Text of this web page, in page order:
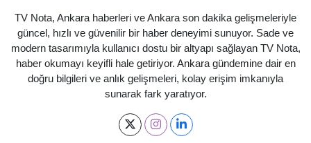
TV Nota, Ankara haberleri ve Ankara son dakika gelişmeleriyle
güncel, hızlı ve güvenilir bir haber deneyimi sunuyor. Sade ve
modern tasarımıyla kullanıcı dostu bir altyapı sağlayan TV Nota,
haber okumayı keyifli hale getiriyor. Ankara gündemine dair en
doğru bilgileri ve anlık gelişmeleri, kolay erişim imkanıyla
sunarak fark yaratıyor.